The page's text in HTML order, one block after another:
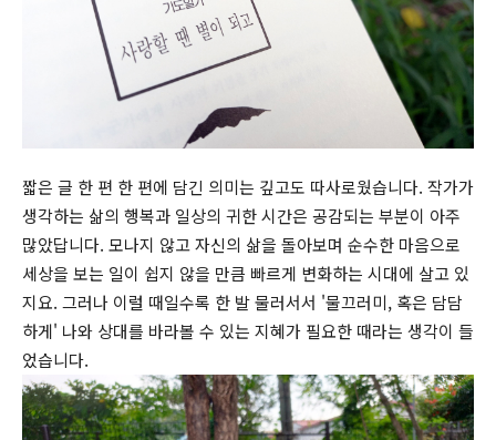
짧은 글 한 편 한 편에 담긴 의미는 깊고도 따사로웠습니다. 작가가
생각하는 삶의 행복과 일상의 귀한 시간은 공감되는 부분이 아주
많았답니다. 모나지 않고 자신의 삶을 돌아보며 순수한 마음으로
세상을 보는 일이 쉽지 않을 만큼 빠르게 변화하는 시대에 살고 있
지요. 그러나 이럴 때일수록 한 발 물러서서 '물끄러미, 혹은 담담
하게' 나와 상대를 바라볼 수 있는 지혜가 필요한 때라는 생각이 들
었습니다.